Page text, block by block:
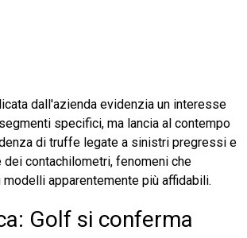
dall'azienda evidenzia un interesse
specifici, ma lancia al contempo
di truffe legate a sinistri pregressi e
contachilometri, fenomeni che
apparentemente più affidabili.
Golf si conferma